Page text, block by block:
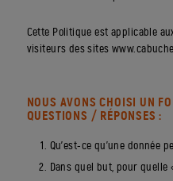
Cette Politique est applicable
visiteurs des sites
NOUS AVONS CHOISI UN
QUESTIONS / RÉPONSES :
Qu’est-ce qu’une donnée
Dans quel but, pour